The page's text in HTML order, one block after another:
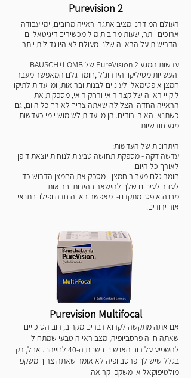
Purevision 2
העולם המודרני מציב אתגרי ראייה מרובים, ימי עבודה
ארוכים יותר, שעות מרובות מול מכשירים דיגיטאליים
והדרישות על הראייה שלנו מעולם לא היו גדולות יותר.
עדשות המגע PureVision 2 של BAUSCH+LOMB
העשויות מסיליקון הידרוג'ל ,חומר גלם המאפשר מעבר
חמצן אופטימאלי לעיניים לבנות ובריאות, ומיועדות לתיקון
ליקויי ראייה של קצר רואי ורחק רואי, מספקות את
הראייה החדה והצלולה שאתה צריך לאורך כל היום, גם
כשתנאי האור ירודים. הן מיועדות לשימוש יומי כעדשות
מגע חודשיות.
היתרונות של העדשות:
עדשה דקה - מספקת תחושה טבעית לנוחות יוצאת דופן
לאורך כל היום.
חומר גלם מעביר חמצן - מספק את החמצן הדרוש כדי
לעזור לעיניים שלך להישאר בהירות ובריאות.
מבנה אופטי מתקדם- מאפשר ראייה חדה ופילו בתנאי
אור ירודים.
Purevision Multifocal
אם אתה מתקשה לקרוא דברים מקרוב, רוב הסיכויים
שאתה חווה פרסביופיה, מצב ראייה טבעי שמתחיל
להשפיע על רוב האנשים בשנות ה-40 לחייהם. אבל, רק
בגלל שיש לך פרסביופיה לא אומר שאתה צריך משקפי
מולטיפוקאל או משקפי קריאה.